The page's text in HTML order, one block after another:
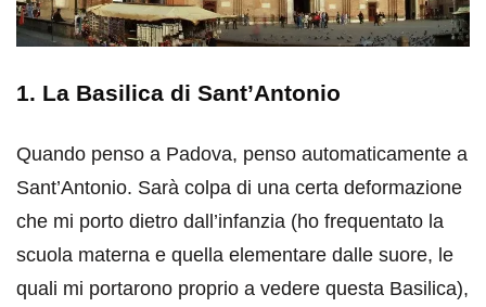
1. La Basilica di Sant’Antonio
Quando penso a Padova, penso automaticamente a
Sant’Antonio. Sarà colpa di una certa deformazione
che mi porto dietro dall’infanzia (ho frequentato la
scuola materna e quella elementare dalle suore, le
quali mi portarono proprio a vedere questa Basilica),